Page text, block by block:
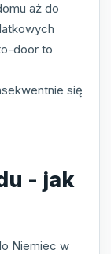
aż do
door to
się
- jak
Niemiec w